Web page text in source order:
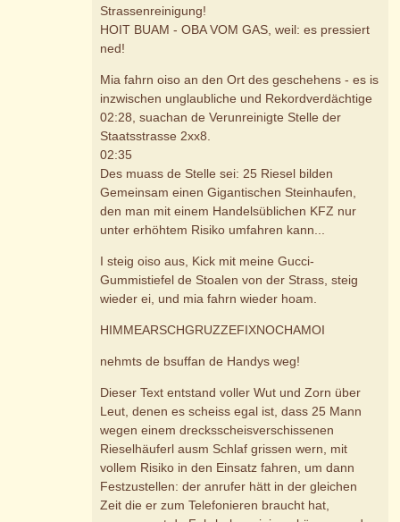
Strassenreinigung!
HOIT BUAM - OBA VOM GAS, weil: es pressiert
ned!
Mia fahrn oiso an den Ort des geschehens - es is
inzwischen unglaubliche und Rekordverdächtige
02:28, suachan de Verunreinigte Stelle der
Staatsstrasse 2xx8.
02:35
Des muass de Stelle sei: 25 Riesel bilden
Gemeinsam einen Gigantischen Steinhaufen,
den man mit einem Handelsüblichen KFZ nur
unter erhöhtem Risiko umfahren kann...
I steig oiso aus, Kick mit meine Gucci-
Gummistiefel de Stoalen von der Strass, steig
wieder ei, und mia fahrn wieder hoam.
HIMMEARSCHGRUZZEFIXNOCHAMOI
nehmts de bsuffan de Handys weg!
Dieser Text entstand voller Wut und Zorn über
Leut, denen es scheiss egal ist, dass 25 Mann
wegen einem drecksscheisverschissenen
Rieselhäuferl ausm Schlaf grissen wern, mit
vollem Risiko in den Einsatz fahren, um dann
Festzustellen: der anrufer hätt in der gleichen
Zeit die er zum Telefonieren braucht hat,